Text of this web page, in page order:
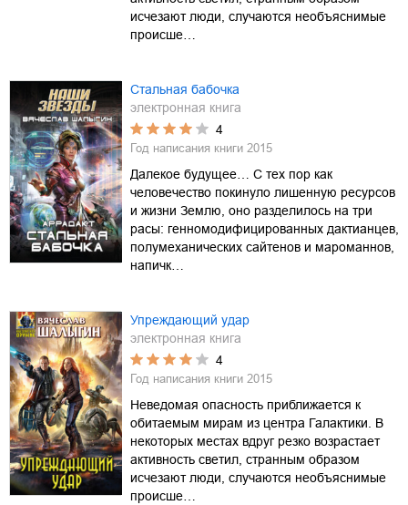
исчезают люди, случаются необъяснимые
происше…
Стальная бабочка
электронная книга
4
Год написания книги 2015
Далекое будущее… С тех пор как
человечество покинуло лишенную ресурсов
и жизни Землю, оно разделилось на три
расы: генномодифицированных дактианцев,
полумеханических сайтенов и мароманнов,
напичк…
Упреждающий удар
электронная книга
4
Год написания книги 2015
Неведомая опасность приближается к
обитаемым мирам из центра Галактики. В
некоторых местах вдруг резко возрастает
активность светил, странным образом
исчезают люди, случаются необъяснимые
происше…